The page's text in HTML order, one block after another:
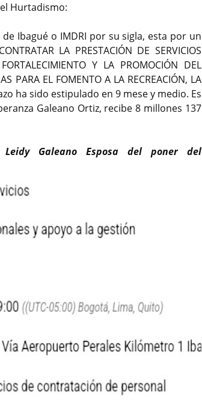
Hurtadismo:
Ibagué o IMDRI por su sigla, esta por un
LA PRESTACIÓN DE SERVICIOS
Y LA PROMOCIÓN DEL
PARA EL FOMENTO A LA RECREACIÓN, LA
ha sido estipulado en 9 mese y medio. Es
Galeano Ortiz, recibe 8 millones 137
Galeano Esposa del poner del